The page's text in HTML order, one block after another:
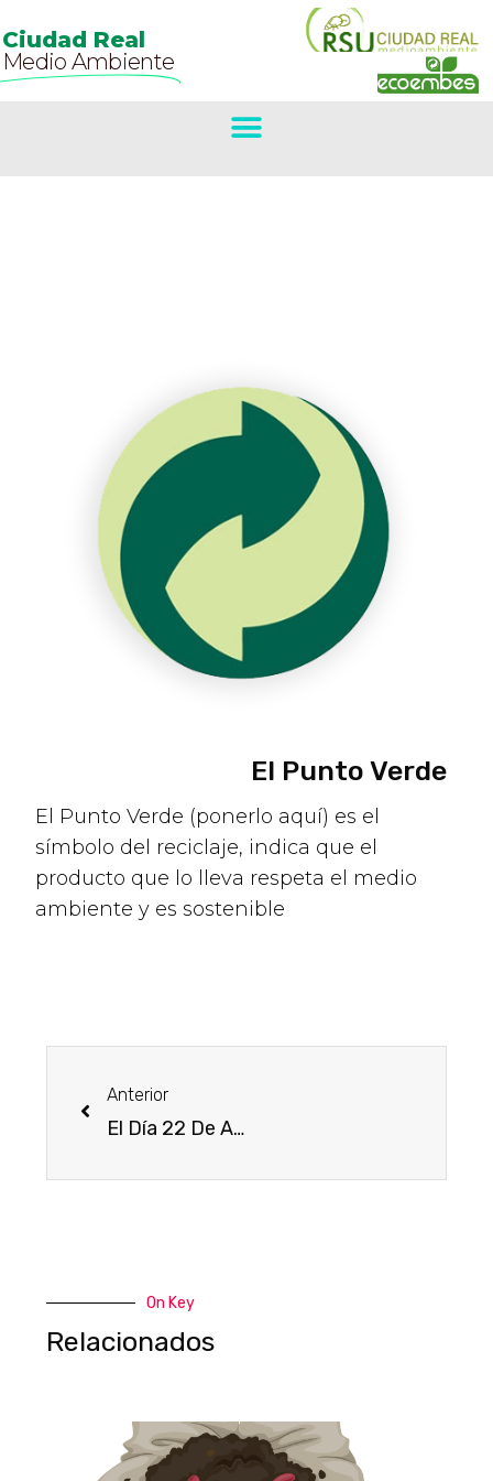
Ciudad Real
Medio Ambiente
El Punto Verde
El Punto Verde (ponerlo aquí) es el
símbolo del reciclaje, indica que el
producto que lo lleva respeta el medio
ambiente y es sostenible
Anterior
El Día 22 De Abril Celebramos El Día De La Tierra.
On Key
Relacionados